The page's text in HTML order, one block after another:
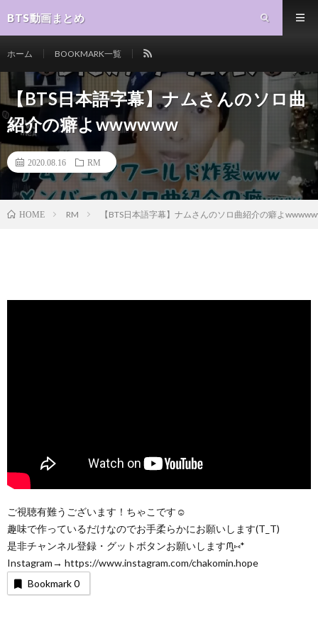
BTS動画まとめ
ホーム BOOKMARK一覧
【BTS日本語字幕】ナムさんのソロ曲
紹介の癖よwwwwww
2020.08.16 RM
HOME RM 【BTS日本語字幕】ナムさんのソロ曲紹介の癖よ
ご視聴有難うございます！ちゃこです☺︎
趣味で作っているだけなのでお手柔らかにお願いします(T_T)
是非チャンネル登録・グットボタンお願いしますᙏ̤̫⑅*
Instagram→ https://www.instagram.com/chakomin.hope
Bookmark0